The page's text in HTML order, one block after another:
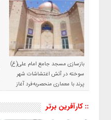
بازسازی مسجد جامع امام علی(ع)
سوخته در آتش اغتشاشات شهر
پرند با معماری منحصربه‌فرد آغاز
:: کارآفرین برتر